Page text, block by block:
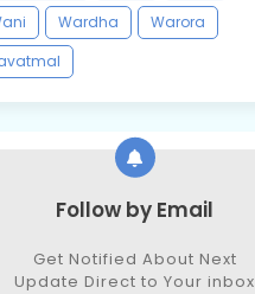
Wardha
Warora
Follow by Email
Get Notified About Next
Update Direct to Your inbox